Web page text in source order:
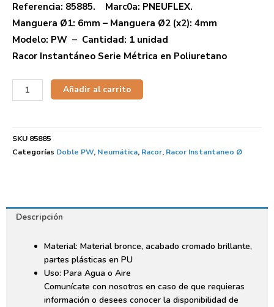
Referencia: 85885. Marc0a: PNEUFLEX.
Manguera Ø1: 6mm – Manguera Ø2 (x2): 4mm
Modelo: PW – Cantidad: 1 unidad
Racor Instantáneo Serie Métrica en Poliuretano
Añadir al carrito
SKU 85885
Categorías Doble PW, Neumática, Racor, Racor Instantaneo Ø
Descripción
Material: Material bronce, acabado cromado brillante,
partes plásticas en PU
Uso: Para Agua o Aire
Comunícate con nosotros en caso de que requieras
información o desees conocer la disponibilidad de